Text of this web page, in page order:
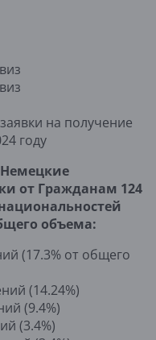
на получение
году
от Гражданам 124
объема:
(17.3% от общего
(14.24%)
(9.4%)
(3.4%)